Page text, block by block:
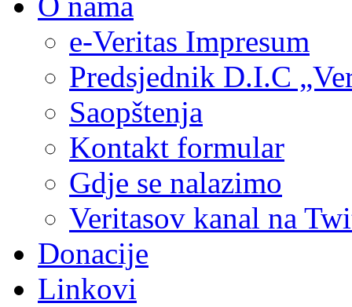
e-Veritas Impresum
Predsjednik D.I.C
Saopštenja
Kontakt formular
Gdje se nalazimo
Veritasov kanal na
Donacije
Linkovi